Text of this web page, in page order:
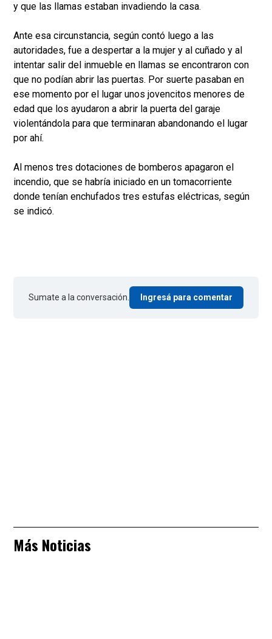
y que las llamas estaban invadiendo la casa.
Ante esa circunstancia, según contó luego a las
autoridades, fue a despertar a la mujer y al cuñado y al
intentar salir del inmueble en llamas se encontraron con
que no podían abrir las puertas. Por suerte pasaban en
ese momento por el lugar unos jovencitos menores de
edad que los ayudaron a abrir la puerta del garaje
violentándola para que terminaran abandonando el lugar
por ahí.
Al menos tres dotaciones de bomberos apagaron el
incendio, que se habría iniciado en un tomacorriente
donde tenían enchufados tres estufas eléctricas, según
se indicó.
Sumate a la conversación. Ingresá para comentar
Más Noticias